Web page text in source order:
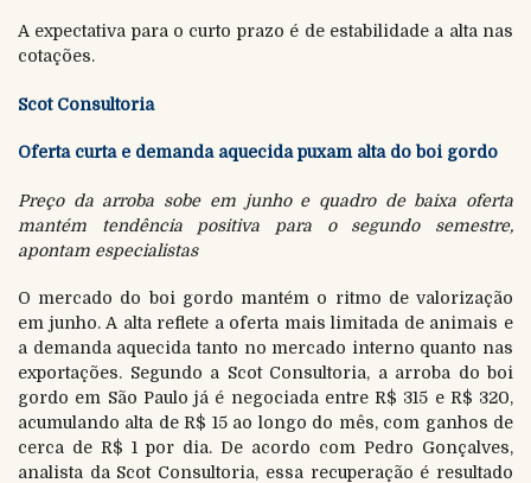
A expectativa para o curto prazo é de estabilidade a alta nas
cotações.
Scot Consultoria
Oferta curta e demanda aquecida puxam alta do boi gordo
Preço da arroba sobe em junho e quadro de baixa oferta
mantém tendência positiva para o segundo semestre,
apontam especialistas
O mercado do boi gordo mantém o ritmo de valorização
em junho. A alta reflete a oferta mais limitada de animais e
a demanda aquecida tanto no mercado interno quanto nas
exportações. Segundo a Scot Consultoria, a arroba do boi
gordo em São Paulo já é negociada entre R$ 315 e R$ 320,
acumulando alta de R$ 15 ao longo do mês, com ganhos de
cerca de R$ 1 por dia. De acordo com Pedro Gonçalves,
analista da Scot Consultoria, essa recuperação é resultado